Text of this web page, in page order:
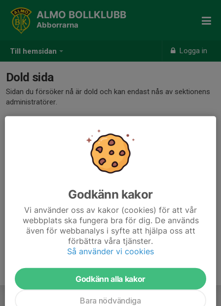
Till hemsidan Logga in
ALMO BOLLKLUBB
Abborrarna
Dold sida
Sidan du försöker nå är dold och kan endast nås av sektionens
administratörer.
Godkänn kakor
Vi använder oss av kakor (cookies) för att vår
webbplats ska fungera bra för dig. De används
även för webbanalys i syfte att hjälpa oss att
förbättra våra tjänster.
Så använder vi cookies
Godkänn alla kakor
Bara nödvändiga